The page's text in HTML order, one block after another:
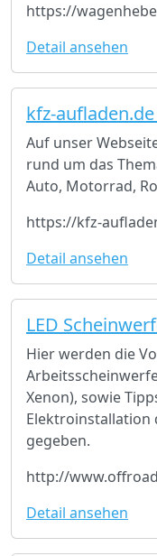
https://
Detail ansehen
kfz-
Auf unser
rund um das
Auto, Motorrad,
https://kfz-
Detail ansehen
LED
Hier werden die
Xenon), sowie
Elektroinstallation
gegeben.
http://
Detail ansehen